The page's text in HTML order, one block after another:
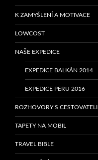
K ZAMYŠLENÍ A MOTIVACE
LOWCOST
NAŠE EXPEDICE
EXPEDICE BALKÁN 2014
EXPEDICE PERU 2016
ROZHOVORY S CESTOVATELI
TAPETY NA MOBIL
TRAVEL BIBLE